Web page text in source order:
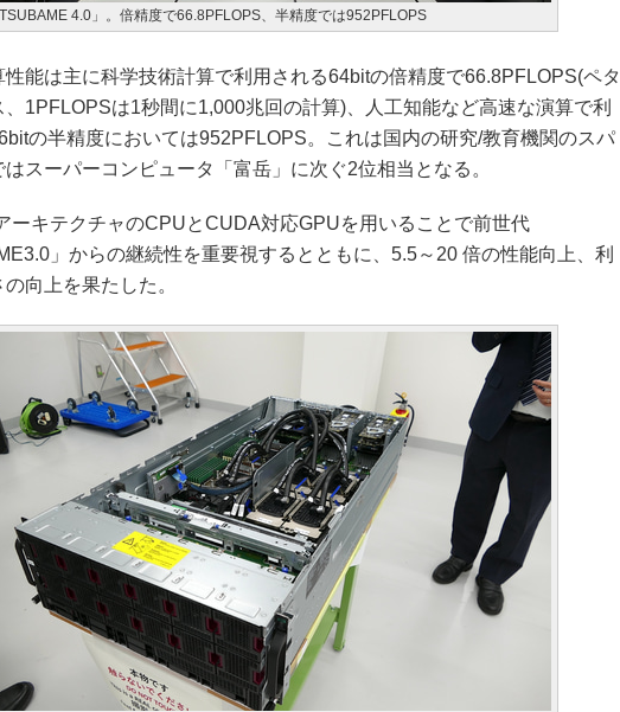
TSUBAME 4.0」。倍精度で66.8PFLOPS、半精度では952PFLOPS
能は主に科学技術計算で利用される64bitの倍精度で66.8PFLOPS(ペタ
、1PFLOPSは1秒間に1,000兆回の計算)、人工知能など高速な演算で利
の半精度においては952PFLOPS。これは国内の研究/教育機関のスパ
はスーパーコンピュータ「富岳」に次ぐ2位相当となる。
キテクチャのCPUとCUDA対応GPUを用いることで前世代
」からの継続性を重要視するとともに、5.5～20 倍の性能向上、利
向上を果たした。